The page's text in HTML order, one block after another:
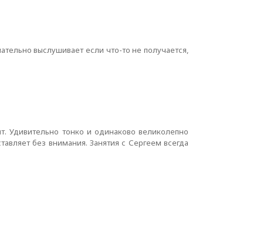
выслушивает если что-то не получается,
Удивительно тонко и одинаково великолепно
без внимания. Занятия с Сергеем всегда